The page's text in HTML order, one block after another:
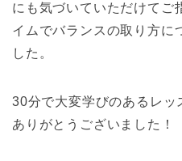
にも気づいていただけてご
イムでバランスの取り方に
した。
30分で大変学びのあるレッ
ありがとうございました！